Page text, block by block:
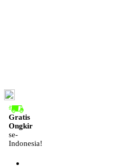
Gratis
Ongkir
se-
Indonesia!